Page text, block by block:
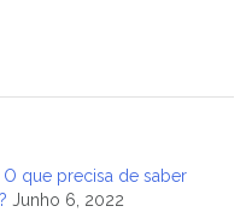
que precisa de saber
Junho 6, 2022